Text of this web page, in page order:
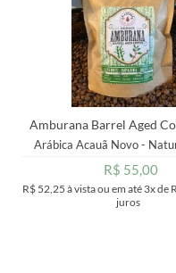
Amburana Barrel Aged
Arábica Acauã Novo -
R$ 55,00
R$ 52,25 à vista ou em até 3xde
juros